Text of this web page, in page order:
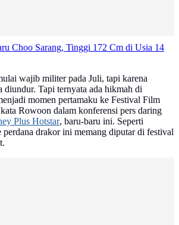
Choo Sarang, Tinggi 172 Cm di Usia 14
wajib militer pada Juli, tapi karena
diundur. Tapi ternyata ada hikmah di
momen pertamaku ke Festival Film
Rowoon dalam konferensi pers daring
Plus Hotstar, baru-baru ini. Seperti
perdana drakor ini memang diputar di festival